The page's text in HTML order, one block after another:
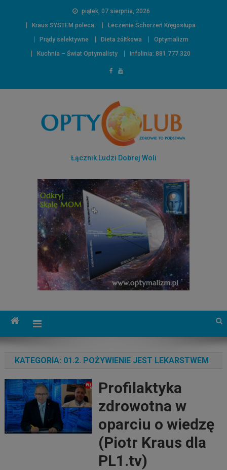
piątek, 07 sierpnia, 2026
Kraus SYSTEM poleca:
Leczenie Schorzeń Kręgosłupa
Prądy selektywne
Dieta żółtkowa
Optymalizm
Kuchnia – Świat Optymalisty
Infolinia: 881 777 320
Łącznik Ludzi Dobrej Woli
KATEGORIA: 01.2. POŻYWIENIE JEST LEKARSTWEM
Profilaktyka
zdrowotna w
oparciu o wiedzę
(Piotr Kraus dla
PL1.tv)